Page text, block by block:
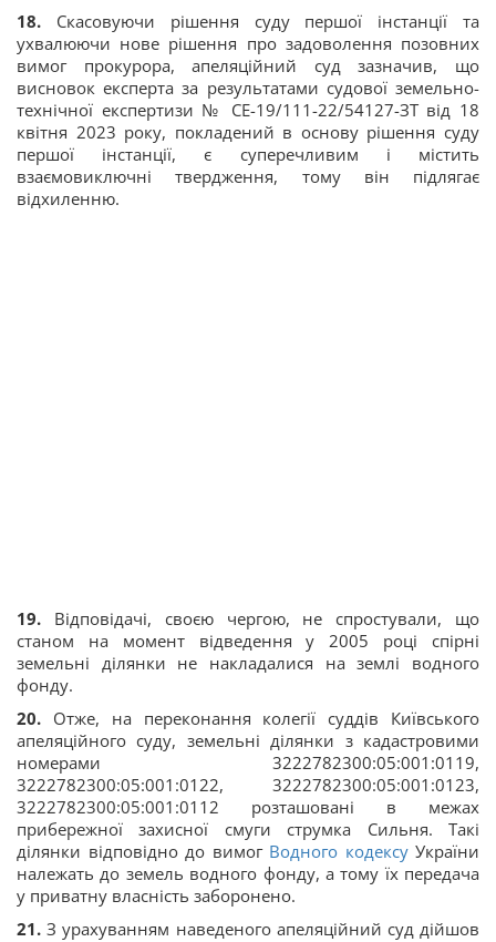
18. Скасовуючи рішення суду першої інстанції та
ухвалюючи нове рішення про задоволення позовних
вимог прокурора, апеляційний суд зазначив, що
висновок експерта за результатами судової земельно-
технічної експертизи № СЕ-19/111-22/54127-ЗТ від 18
квітня 2023 року, покладений в основу рішення суду
першої інстанції, є суперечливим і містить
взаємовиключні твердження, тому він підлягає
відхиленню.
19. Відповідачі, своєю чергою, не спростували, що
станом на момент відведення у 2005 році спірні
земельні ділянки не накладалися на землі водного
фонду.
20. Отже, на переконання колегії суддів Київського
апеляційного суду, земельні ділянки з кадастровими
номерами 3222782300:05:001:0119,
3222782300:05:001:0122, 3222782300:05:001:0123,
3222782300:05:001:0112 розташовані в межах
прибережної захисної смуги струмка Сильня. Такі
ділянки відповідно до вимог Водного кодексуУкраїни
належать до земель водного фонду, а тому їх передача
у приватну власність заборонено.
21.З урахуванням наведеного апеляційний суд дійшов